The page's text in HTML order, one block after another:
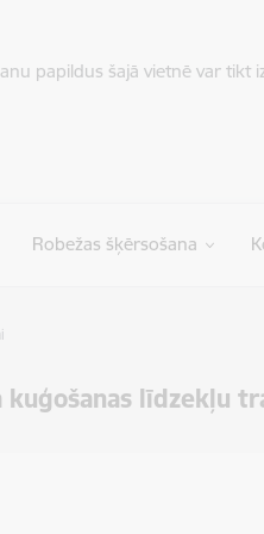
papildus šajā vietnē var
Robežas šķērsošana
līdzekļu